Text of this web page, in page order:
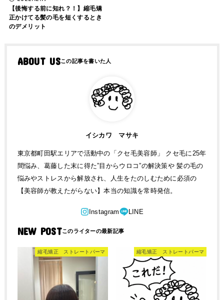
【後悔する前に知れ？！】縮毛矯
正かけてる髪の毛を短くするとき
のデメリット
ABOUT US
イシカワ マサキ
東京都町田駅エリアで活動中の「クセ毛美容師」 クセ毛に25年
間悩み、葛藤した末に得た”目からウロコ”の解決策や 髪の毛の
悩みやストレスから解放され、人生をたのしむために必須の
【美容師が教えたがらない】本当の知識を常時発信。
NEW POST
縮毛矯正 ストレートパーマ 縮毛矯正 ストレートパーマ